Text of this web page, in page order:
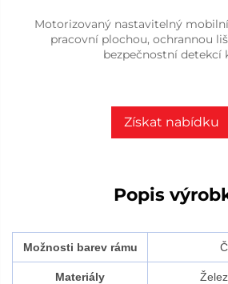
Motorizovaný nastavitelný
pracovní plochou, ochrannou
bezpečnostní detekcí
Získat nabídku
Popis
Možnosti barev rámu
Materiály